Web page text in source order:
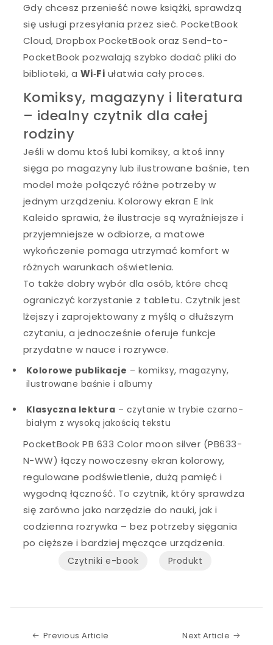
Gdy chcesz przenieść nowe książki, sprawdzą
się usługi przesyłania przez sieć. PocketBook
Cloud, Dropbox PocketBook oraz Send-to-
PocketBook pozwalają szybko dodać pliki do
biblioteki, a Wi‑Fi ułatwia cały proces.
Komiksy, magazyny i literatura
– idealny czytnik dla całej
rodziny
Jeśli w domu ktoś lubi komiksy, a ktoś inny
sięga po magazyny lub ilustrowane baśnie, ten
model może połączyć różne potrzeby w
jednym urządzeniu. Kolorowy ekran E Ink
Kaleido sprawia, że ilustracje są wyraźniejsze i
przyjemniejsze w odbiorze, a matowe
wykończenie pomaga utrzymać komfort w
różnych warunkach oświetlenia.
To także dobry wybór dla osób, które chcą
ograniczyć korzystanie z tabletu. Czytnik jest
lżejszy i zaprojektowany z myślą o dłuższym
czytaniu, a jednocześnie oferuje funkcje
przydatne w nauce i rozrywce.
Kolorowe publikacje – komiksy, magazyny,
ilustrowane baśnie i albumy
Klasyczna lektura – czytanie w trybie czarno-
białym z wysoką jakością tekstu
PocketBook PB 633 Color moon silver (PB633-
N-WW) łączy nowoczesny ekran kolorowy,
regulowane podświetlenie, dużą pamięć i
wygodną łączność. To czytnik, który sprawdza
się zarówno jako narzędzie do nauki, jak i
codzienna rozrywka – bez potrzeby sięgania
po cięższe i bardziej męczące urządzenia.
Czytniki e-book Produkt
Previous Article Next Article